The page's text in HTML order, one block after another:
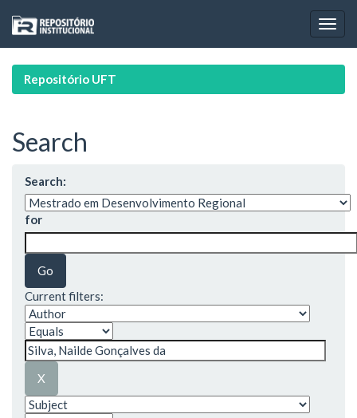
navigation
Repositório UFT
Search
Search:
for
Current filters: